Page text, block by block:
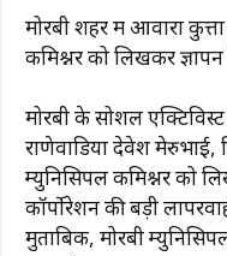
मोरबी शहर में आवारा
कमिश्नर को लिखकर ज्ञापन
मोरबी के सोशल
राणेवाडिया देवेश
म्युनिसिपल कमिश्नर को
कॉर्पोरेशन की बड़ी
मुताबिक, मोरबी